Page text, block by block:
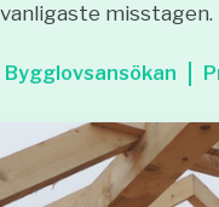
misstagen.
Bygglovsansökan